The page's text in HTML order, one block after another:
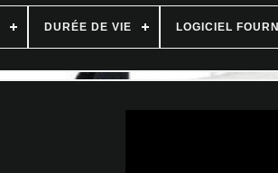
DURÉE DE VIE LOGICIEL FOURNI